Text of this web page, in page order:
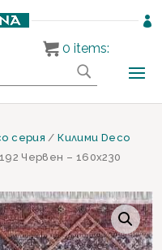

серия /Килими Deco
Червен – 160х230
0 items: